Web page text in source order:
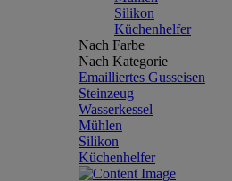
Silikon
Küchenhelfer
Nach Farbe
Nach Kategorie
Emailliertes Gusseisen
Steinzeug
Wasserkessel
Mühlen
Silikon
Küchenhelfer